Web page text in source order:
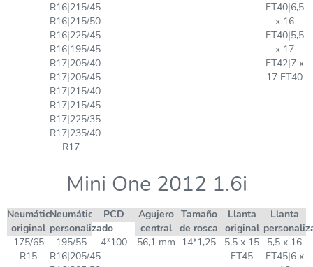
R16|215/45
R16|215/50
R16|225/45
R16|195/45
R17|205/40
R17|205/45
R17|215/40
R17|215/45
R17|225/35
R17|235/40
R17
ET40|6,5
x 16
ET40|5,5
x 17
ET42|7 x
17 ET40
Mini One 2012 1.6i
Neumático
original
Neumático
personalizado
PCD
Agujero
central
Tamaño
de rosca
Llanta
original
Llanta
175/65
R15
195/55
R16|205/45
4*100 56,1 mm 14*1,25
5,5 x 15
ET45
5,5 x 16
ET45|6 x